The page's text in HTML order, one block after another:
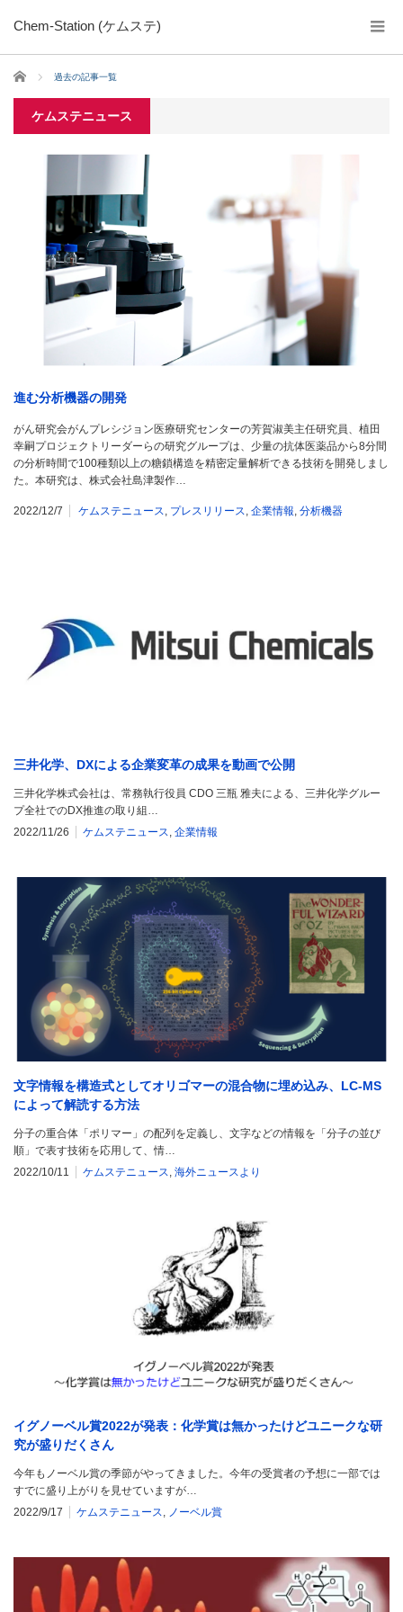
Chem-Station (ケムステ)
ホーム 過去の記事一覧
ケムステニュース
進む分析機器の開発
がん研究会がんプレシジョン医療研究センターの芳賀淑美主任研究員、植田
幸嗣プロジェクトリーダーらの研究グループは、少量の抗体医薬品から8分間
の分析時間で100種類以上の糖鎖構造を精密定量解析できる技術を開発しまし
た。本研究は、株式会社島津製作…
2022/12/7 ケムステニュース プレスリリース 企業情報 分析機器
三井化学、DXによる企業変革の成果を動画で公開
三井化学株式会社は、常務執行役員 CDO 三瓶 雅夫による、三井化学グルー
プ全社でのDX推進の取り組…
2022/11/26
ケムステニュース 企業情報
文字情報を構造式としてオリゴマーの混合物に埋め込み、LC-MS
によって解読する方法
分子の重合体「ポリマー」の配列を定義し、文字などの情報を「分子の並び
順」で表す技術を応用して、情…
2022/10/11
ケムステニュース, 海外ニュースより
イグノーベル賞2022が発表：化学賞は無かったけどユニークな研
究が盛りだくさん
今年もノーベル賞の季節がやってきました。今年の受賞者の予想に一部では
すでに盛り上がりを見せていますが…
2022/9/17
ケムステニュース, ノーベル賞